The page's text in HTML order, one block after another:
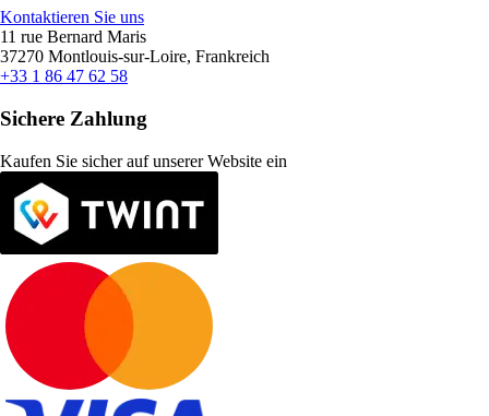
Kontaktieren Sie uns
11 rue Bernard Maris
37270 Montlouis-sur-Loire, Frankreich
+33 1 86 47 62 58
Sichere Zahlung
Kaufen Sie sicher auf unserer Website ein